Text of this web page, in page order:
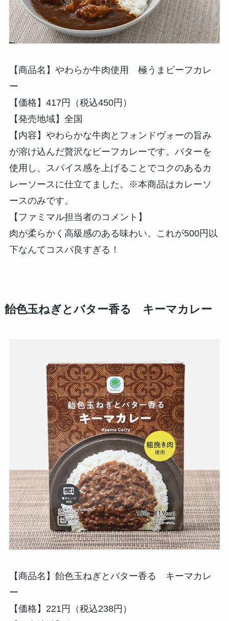
【商品名】やわらか牛肉使用 極うまビーフカレ
ー
【価格】417円（税込450円）
【発売地域】全国
【内容】やわらかな牛肉とフォンドヴォーの旨み
が溶け込んだ贅沢なビーフカレーです。バターを
使用し、スパイス感を上げることでコクのあるカ
レーソースに仕立てました。※本商品はカレーソ
ースのみです。
【ファミマル担当者のコメント】
肉が柔らかく高級感のある味わい。これが500円以
下なんてコスパ良すぎる！
飴色玉ねぎとバター香る キーマカレー
【商品名】飴色玉ねぎとバター香る キーマカレ
ー
【価格】221円（税込238円）